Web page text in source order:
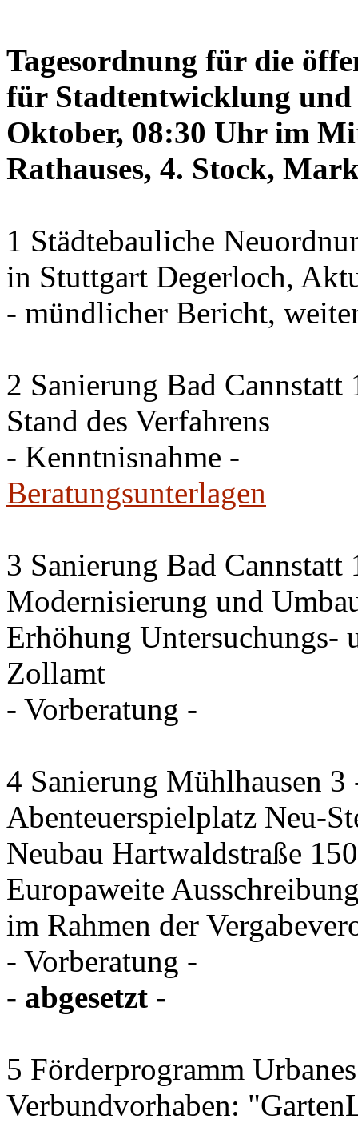
Tagesordnung für die
für Stadtentwicklung und
Oktober, 08:30 Uhr im
Rathauses, 4. Stock,
1 Städtebauliche
in Stuttgart Degerloch,
- mündlicher Bericht,
2 Sanierung Bad
Stand des Verfahrens
- Kenntnisnahme -
Beratungsunterlagen
3 Sanierung Bad
Modernisierung und
Erhöhung Untersuchungs-
Zollamt
- Vorberatung -
4 Sanierung Mühlhausen 3
Abenteuerspielplatz Neu-
Neubau Hartwaldstraße
Europaweite
im Rahmen der
- Vorberatung -
- abgesetzt -
5 Förderprogramm
Verbundvorhaben: